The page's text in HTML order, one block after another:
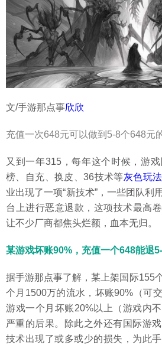
文/手游那点事欣欣
充值一次648元可以做到5-8个648元
又到一年315，每年这个时候，游
榜、自充、换皮、36技术等灰色玩法
业出现了一项“新技术”，一些团队利
台上进行恶意退款，这项技术最高
让不少厂商都焦头烂额，血本无归。
某游戏坏账90%，充值一个648能退
据手游那点事了解，某上架国际155
个月1500万的流水，坏账90%（可
游戏一个月坏账20%以上（游戏内
严重的后果。除此之外还有国际游
技术出现了或多或少的损失，为此